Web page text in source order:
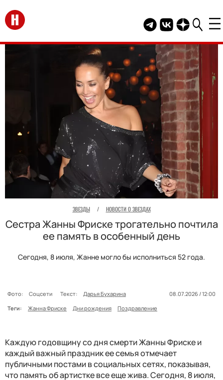
Перейти на главную
Telegram канал
Группа HELLO
Канал
ЗВЕЗДЫ / НОВОСТИ О ЗВЕЗДАХ
Сестра Жанны Фриске трогательно почтила
ее память в особенный день
Сегодня, 8 июля, Жанне могло бы исполниться 52 года.
Фото: Соцсети Текст: Дарья Бухарина
08.07.2026 / 12:00
Теги:
Жанна Фриске Дни рождения Поздравление
Каждую годовщину со дня смерти Жанны Фриске и
каждый важный праздник ее семья отмечает
публичными постами в социальных сетях, показывая,
что память об артистке все еще жива. Сегодня, 8 июля,